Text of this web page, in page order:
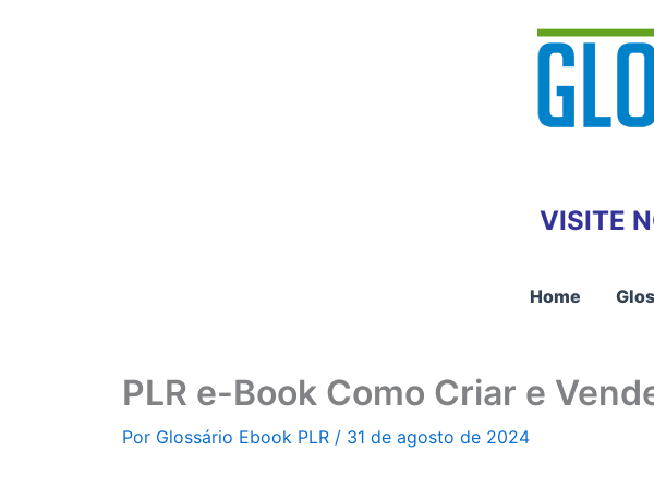
VISITE
Home
PLR e-Book Como Criar e
Por Glossário Ebook PLR / 31 de agosto de 2024